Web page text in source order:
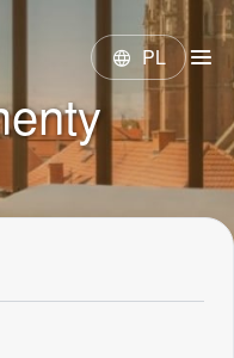
language PL menu